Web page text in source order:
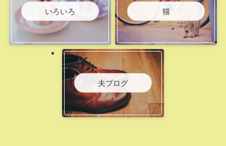
いろいろ 猫
夫ブログ